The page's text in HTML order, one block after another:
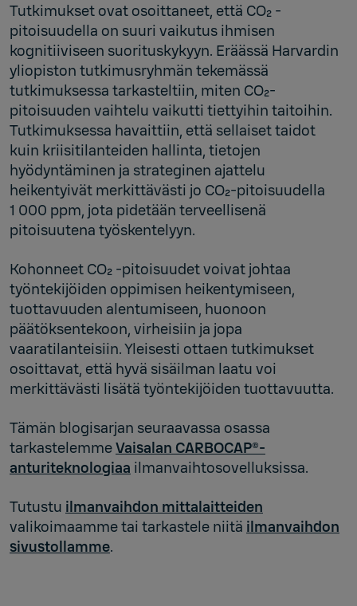
Tutkimukset ovat osoittaneet, että CO₂ -
pitoisuudella on suuri vaikutus ihmisen
kognitiiviseen suorituskykyyn. Eräässä Harvardin
yliopiston tutkimusryhmän tekemässä
tutkimuksessa tarkasteltiin, miten CO₂-
pitoisuuden vaihtelu vaikutti tiettyihin taitoihin.
Tutkimuksessa havaittiin, että sellaiset taidot
kuin kriisitilanteiden hallinta, tietojen
hyödyntäminen ja strateginen ajattelu
heikentyivät merkittävästi jo CO₂-pitoisuudella
1 000 ppm, jota pidetään terveellisenä
pitoisuutena työskentelyyn.
Kohonneet CO₂ -pitoisuudet voivat johtaa
työntekijöiden oppimisen heikentymiseen,
tuottavuuden alentumiseen, huonoon
päätöksentekoon, virheisiin ja jopa
vaaratilanteisiin. Yleisesti ottaen tutkimukset
osoittavat, että hyvä sisäilman laatu voi
merkittävästi lisätä työntekijöiden tuottavuutta.
Tämän blogisarjan seuraavassa osassa
tarkastelemmeVaisalan CARBOCAP®-
anturiteknologiaa ilmanvaihtosovelluksissa.
Tutustu ilmanvaihdon mittalaitteiden
valikoimaamme tai tarkastele niitä ilmanvaihdon
sivustollamme.